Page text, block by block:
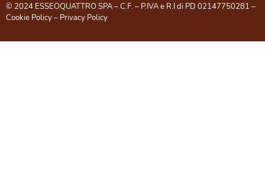
© 2024 ESSEOQUATTRO SPA – C.F. – P.IVA e R.I di PD 02147750281 –
Cookie Policy– Privacy Policy